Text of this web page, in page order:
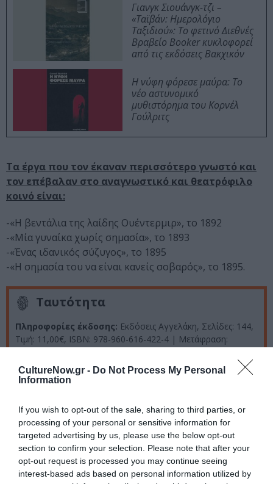
CultureNow.gr - Do Not Process My Personal
Information
If you wish to opt-out of the sale, sharing to third parties, or
processing of your personal or sensitive information for
targeted advertising by us, please use the below opt-out
section to confirm your selection. Please note that after your
opt-out request is processed you may continue seeing
interest-based ads based on personal information utilized by
Γιανγκ Σιουάνγκ-τζι –
«Ταϊβάν: Ημερολόγιο
Ταξιδιού»: Το φετινό Διεθνές
Βραβείο Booker κυκλοφορεί
από τις εκδόσεις Βακχικόν
Η νύφη φόρεσε μαύρα: Το
νέο αστυνομικό
μυθιστόρημα του Κορνέλ
Γούλριτς
Τα έργα που τον έκαναν περισσότερο γνωστό και
τον επέβαλαν στο αναγνωστικό και θεατρόφιλο
κοινό είναι:
-«Η βεντάλια της λαίδης Ουέντερμιρ», το 1892
-«Μία γυναίκα χωρίς σημασία», το 1893
-«Ένας ιδανικός σύζυγος», το 1895
-«Η σημασία του να είναι κανείς σοβαρός», το 1895.
Ταυτότητα
Πληροφορίες έκδοσης: Εκδόσεις Αγγελάκη, Σελίδες: 144,
Τιμή: 11,00€, ISBN: 978-960-616-422-4 | Μετάφραση:
Ακολουθήστε το Culturenow.gr στο
Δείτε όλα τα τελευταία νέαγια την Τέχνη και τον
Πολιτισμό στο
Culturenow.gr
Νέοι Διαγωνισμοί❯